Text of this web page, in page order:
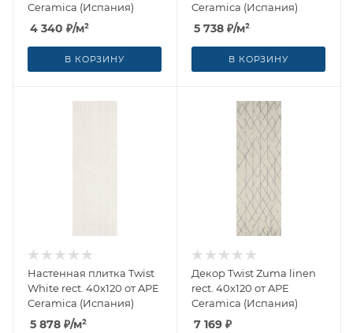
Ceramica (Испания)
4 340 ₽/м²
В КОРЗИНУ
Ceramica (Испания)
5 738 ₽/м²
В КОРЗИНУ
Настенная плитка Twist
White rect. 40x120 от APE
Ceramica (Испания)
5 878 ₽/м²
Декор Twist Zuma linen
rect. 40x120 от APE
Ceramica (Испания)
7 169 ₽